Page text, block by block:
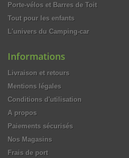
Porte-vélos et Barres de Toit
Tout pour les enfants
L'univers du Camping-car
Informations
Livraison et retours
Mentions légales
Conditions d'utilisation
A propos
Paiements sécurisés
Nos Magasins
Frais de port